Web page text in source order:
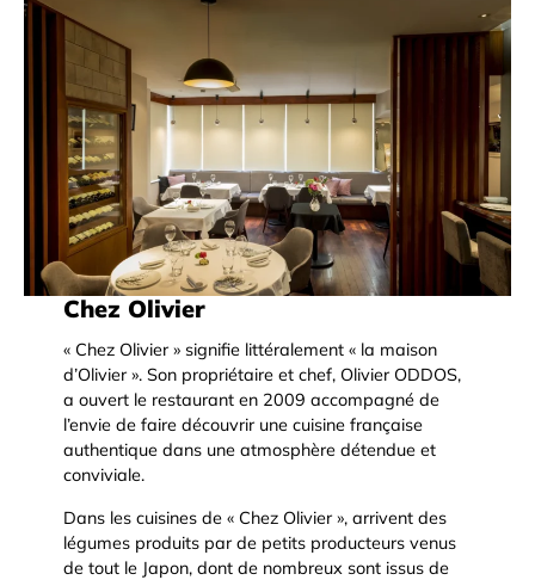
Chez Olivier
« Chez Olivier » signifie littéralement « la maison
d’Olivier ». Son propriétaire et chef, Olivier ODDOS,
a ouvert le restaurant en 2009 accompagné de
l’envie de faire découvrir une cuisine française
authentique dans une atmosphère détendue et
conviviale.
Dans les cuisines de « Chez Olivier », arrivent des
légumes produits par de petits producteurs venus
de tout le Japon, dont de nombreux sont issus de